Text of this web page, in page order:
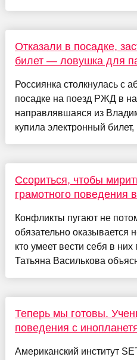
Отказали в посадке,
билет — ловушка для
Россиянка столкнулась с
посадке на поезд РЖД в
направлявшаяся из
купила электронный
Ссориться, чтобы
грамотного поведения
Конфликты пугают не
обязательно оказывается
кто умеет вести себя в
Татьяна Василькова
Теперь мы готовы.
поведения с
Американский институт